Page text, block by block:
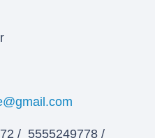
/ 5555249778 /